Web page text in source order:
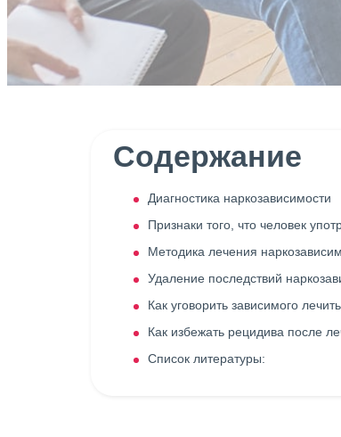
Содержание
Диагностика наркозависимости
Признаки того, что человек
Методика лечения
Удаление последствий
Как уговорить зависимого
Как избежать рецидива после
Список литературы: